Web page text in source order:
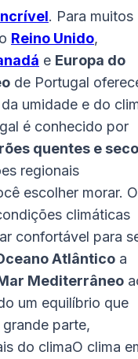
. Para muitos
Reino Unido,
e Europa do
de Portugal
umidade e do
é conhecido por
quentes e
regionais
escolher morar. O
climáticas
confortável para
Atlântico a
Mediterrâneo
um equilíbrio que
parte,
do climaO clima